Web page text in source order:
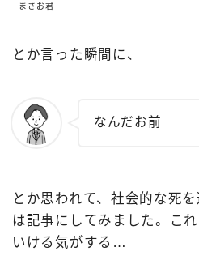
まさお君
とか言った瞬間に、
なんだお前
とか思われて、社会的な死
は記事にしてみました。こ
いける気がする…